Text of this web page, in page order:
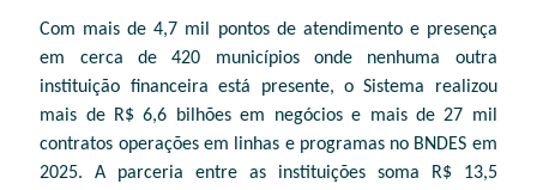
Com mais de 4,7 mil pontos de atendimento e presença
em cerca de 420 municípios onde nenhuma outra
instituição financeira está presente, o Sistema realizou
mais de R$ 6,6 bilhões em negócios e mais de 27 mil
contratos operações em linhas e programas no BNDES em
2025. A parceria entre as instituições soma R$ 13,5